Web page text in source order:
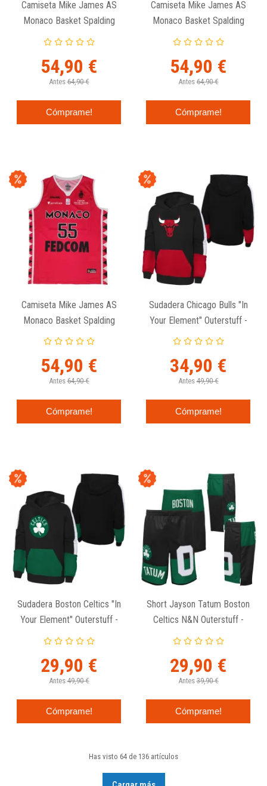
Camiseta Mike James AS
Monaco Basket Spalding
Junior Negra
54,90 €
Antes 64,90 €
Cómprame!
Camiseta Mike James AS
Monaco Basket Spalding
Junior Blanca
54,90 €
Antes 64,90 €
Cómprame!
Camiseta Mike James AS
Monaco Basket Spalding
Junior
54,90 €
Antes 64,90 €
Cómprame!
Sudadera Chicago Bulls "In
Your Element" Outerstuff -
Junior
34,90 €
Antes 49,90 €
Cómprame!
Sudadera Boston Celtics "In
Your Element" Outerstuff -
Junior
29,90 €
Antes 49,90 €
Cómprame!
Short Jayson Tatum Boston
Celtics N&N Outerstuff -
Junior
29,90 €
Antes 39,90 €
Cómprame!
Has visto 64 de 136 artículos